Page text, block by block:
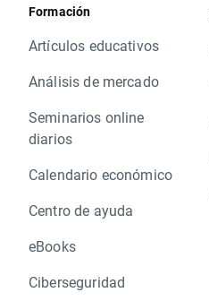
Formación
Artículos educativos
Análisis de mercado
Seminarios online
diarios
Calendario económico
Centro de ayuda
eBooks
Ciberseguridad